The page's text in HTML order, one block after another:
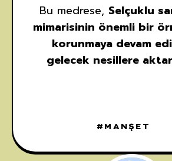
Bu medrese, Selçuklu
mimarisinin önemli bir
korunmaya devam
gelecek nesillere
MANŞET